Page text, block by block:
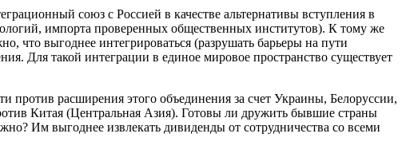
союз с Россией в качестве альтернативы вступления в
импорта проверенных общественных институтов). К тому же
что выгоднее интегрироваться (разрушать барьеры на пути
Для такой интеграции в единое мировое пространство существует
против расширения этого объединения за счет Украины, Белоруссии,
Китая (Центральная Азия). Готовы ли дружить бывшие страны
Им выгоднее извлекать дивиденды от сотрудничества со всеми